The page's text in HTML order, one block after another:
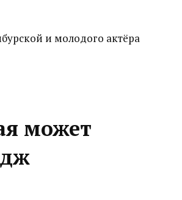
и молодого актёра
может